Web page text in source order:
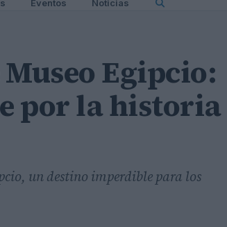
Eventos Noticias
Egipcio:
por la historia
un destino imperdible para los